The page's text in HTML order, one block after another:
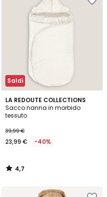
Saldi
LA REDOUTE COLLECTIONS
Sacco nanna in morbido
tessuto
39,99 €
23,99 € -40%
4,7
/ 5
4,7
/